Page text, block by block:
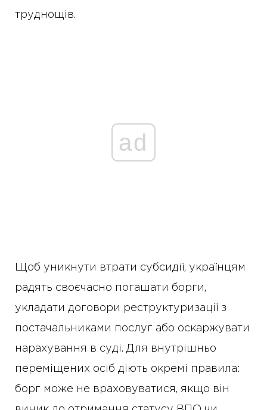
труднощів.
ad
Щоб уникнути втрати субсидії, українцям
радять своєчасно погашати борги,
укладати договори реструктуризації з
постачальниками послуг або оскаржувати
нарахування в суді. Для внутрішньо
переміщених осіб діють окремі правила:
борг може не враховуватися, якщо він